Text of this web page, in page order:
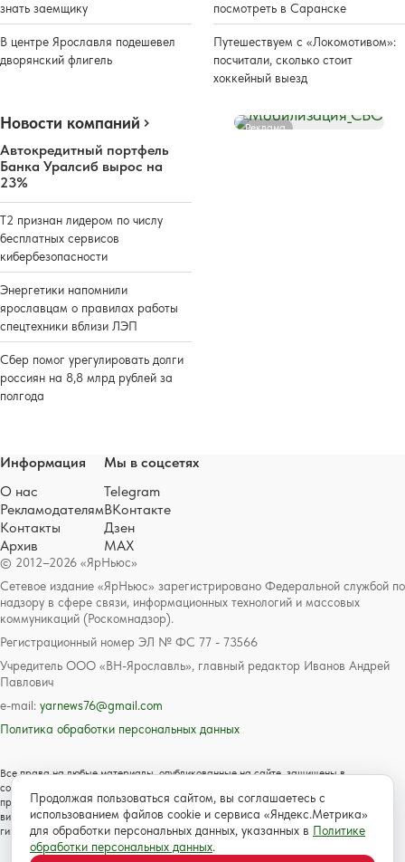
знать заемщику
В центре Ярославля подешевел
дворянский флигель
посмотреть в Саранске
Путешествуем с «Локомотивом»:
посчитали, сколько стоит
хоккейный выезд
Новости компаний
Автокредитный портфель
Банка Уралсиб вырос на
23%
Т2 признан лидером по числу
бесплатных сервисов
кибербезопасности
Энергетики напомнили
ярославцам о правилах работы
спецтехники вблизи ЛЭП
Сбер помог урегулировать долги
россиян на 8,8 млрд рублей за
полгода
Реклама
© 2012–2026 «ЯрНьюс»
Сетевое издание «ЯрНьюс» зарегистрировано Федеральной службой по
надзору в сфере связи, информационных технологий и массовых
коммуникаций (Роскомнадзор).
Регистрационный номер ЭЛ № ФС 77 - 73566
Учредитель ООО «ВН-Ярославль», главный редактор Иванов Андрей
Павлович
e-mail: yarnews76@gmail.com
Политика обработки персональных данных
Все права на любые материалы, опубликованные на сайте, защищены в
соответствии с российским и международным законодательством об авторском
праве и смежных правах. Любое использование текстовых, фото, аудио и
видеоматериалов возможно только с согласия правообладателя с обязательной
гиперссылкой на сайт https://www.yarnews.net; Для детей старше 16 лет.
Информация
О нас
Рекламодателям
Контакты
Архив
Мы в соцсетях
Telegram
ВКонтакте
Дзен
MAX
Продолжая пользоваться сайтом, вы соглашаетесь с
использованием файлов cookie и сервиса «Яндекс.Метрика»
для обработки персональных данных, указанных в Политике
обработки персональных данных.